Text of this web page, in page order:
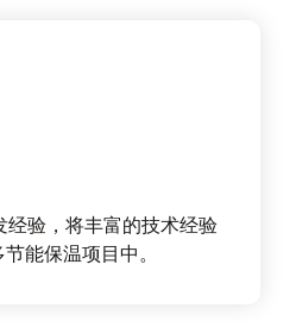
经验，将丰富的技术经验
能保温项目中。